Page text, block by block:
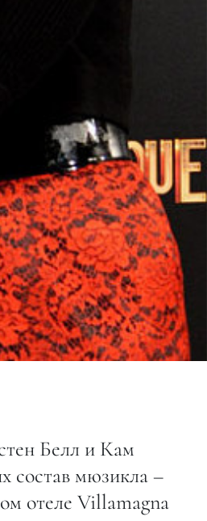
Белл и Кам
состав мюзикла –
отеле Villamagna